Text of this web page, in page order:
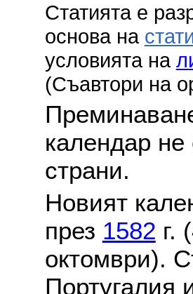
Статията е
основа на
условията на
(Съавтори на
календар
страни.
Новият
през 1582 г.
октомври).
Португалия